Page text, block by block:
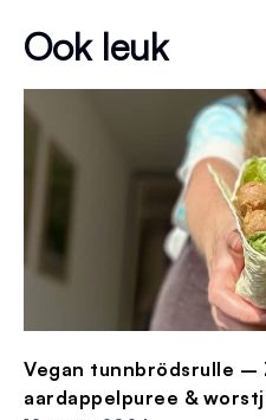
Ook leuk
Vegan tunnbrödsrulle
aardappelpuree &